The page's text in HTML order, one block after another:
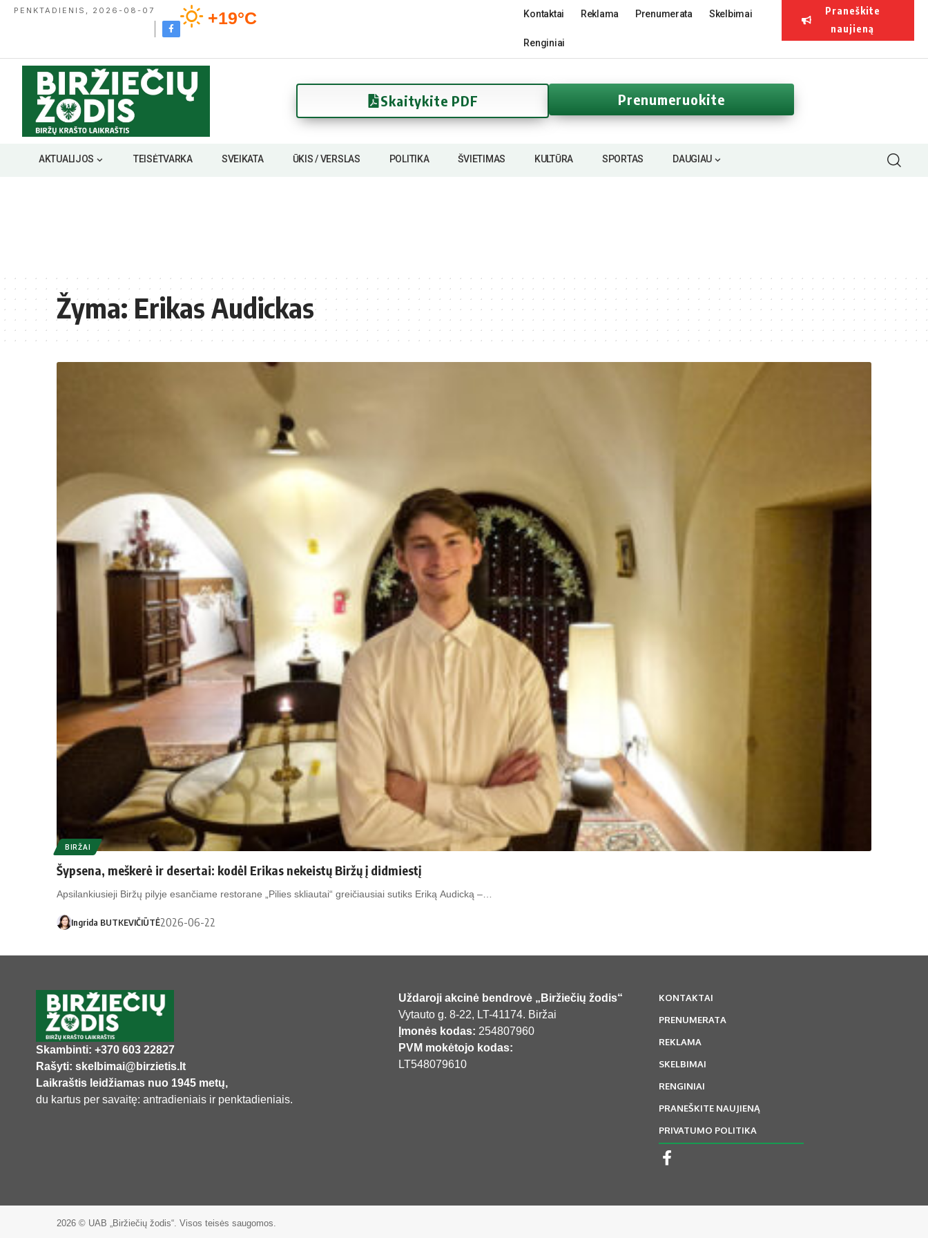
PENKTADIENIS, 2026-08-07 +19°C Kontaktai Reklama Prenumerata Skelbimai
Renginiai
Praneškite
naujieną
Skaitykite PDF Prenumeruokite
AKTUALIJOS TEISĖTVARKA SVEIKATA ŪKIS / VERSLAS POLITIKA ŠVIETIMAS KULTŪRA SPORTAS DAUGIAU
Žyma:Erikas Audickas
BIRŽAI
Šypsena, meškerė ir desertai: kodėl Erikas nekeistų Biržų į didmiestį
Apsilankiusieji Biržų pilyje esančiame restorane „Pilies skliautai“ greičiausiai sutiks Eriką Audicką –…
Ingrida BUTKEVIČIŪTĖ2026-06-22
Skambinti: +370 603 22827
Rašyti: skelbimai@birzietis.lt
Laikraštis leidžiamas nuo 1945 metų,
du kartus per savaitę: antradieniais ir penktadieniais.
Uždaroji akcinė bendrovė „Biržiečių žodis“
Vytauto g. 8-22, LT-41174. Biržai
Įmonės kodas: 254807960
PVM mokėtojo kodas:
LT548079610
KONTAKTAI
PRENUMERATA
REKLAMA
SKELBIMAI
RENGINIAI
PRANEŠKITE NAUJIENĄ
PRIVATUMO POLITIKA
2026 © UAB „Biržiečių žodis“. Visos teisės saugomos.